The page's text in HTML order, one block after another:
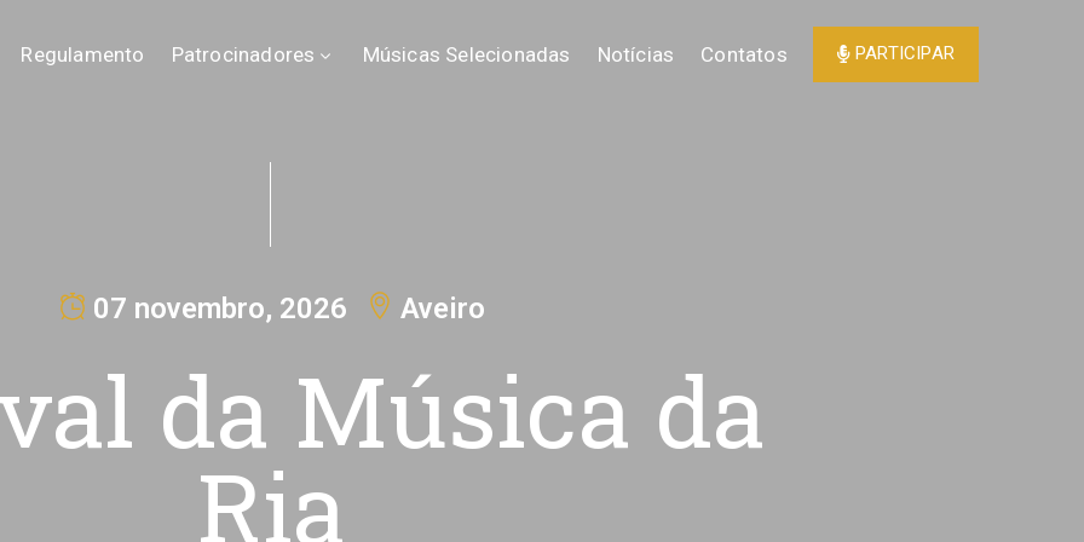
Regulamento Patrocinadores Músicas Selecionadas Notícias Contatos PARTICIPAR
07 novembro, 2026 Aveiro
da Música da
Ria